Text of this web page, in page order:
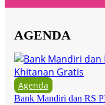
AGENDA
Agenda
Bank Mandiri dan RS